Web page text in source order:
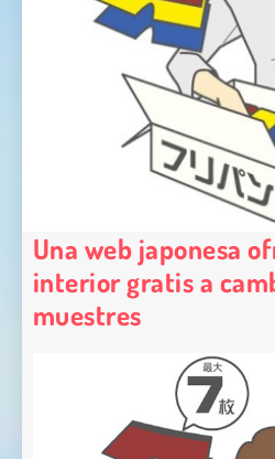
Una web japonesa
interior gratis a
muestres